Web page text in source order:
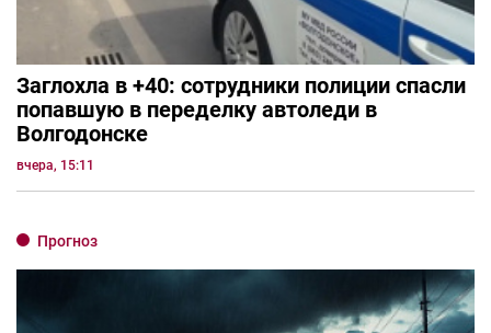
Заглохла в +40: сотрудники полиции спасли
попавшую в переделку автоледи в
Волгодонске
вчера, 15:11
Прогноз